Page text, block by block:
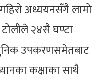
गहिरो अध्ययनसँगै लामो
टोलीले २४सै घण्टा
उपकरणसमेतबाट
कक्षाका साथै